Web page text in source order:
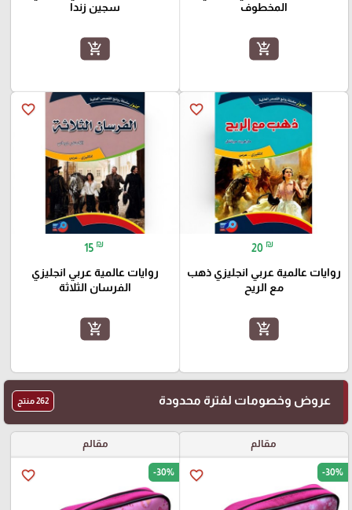
المخطوف
add_shopping_cart
سجين زندا
add_shopping_cart
favorite_border
20 ₪
روايات عالمية عربي انجليزي ذهب
مع الريح
add_shopping_cart
favorite_border
15 ₪
روايات عالمية عربي انجليزي
الفرسان الثلاثة
add_shopping_cart
عروض وخصومات لفترة محدودة 262 منتج
مقالم
favorite_border -30%
مقالم
favorite_border -30%